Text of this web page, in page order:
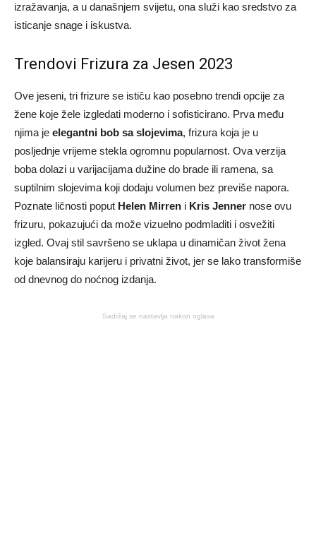
izražavanja, a u današnjem svijetu, ona služi kao sredstvo za
isticanje snage i iskustva.
Trendovi Frizura za Jesen 2023
Ove jeseni, tri frizure se ističu kao posebno trendi opcije za
žene koje žele izgledati moderno i sofisticirano. Prva među
njima je elegantni bob sa slojevima, frizura koja je u
posljednje vrijeme stekla ogromnu popularnost. Ova verzija
boba dolazi u varijacijama dužine do brade ili ramena, sa
suptilnim slojevima koji dodaju volumen bez previše napora.
Poznate ličnosti poput Helen Mirren i Kris Jenner nose ovu
frizuru, pokazujući da može vizuelno podmladiti i osvežiti
izgled. Ovaj stil savršeno se uklapa u dinamičan život žena
koje balansiraju karijeru i privatni život, jer se lako transformiše
od dnevnog do noćnog izdanja.
Sadržaj se nastavlja nakon oglasa